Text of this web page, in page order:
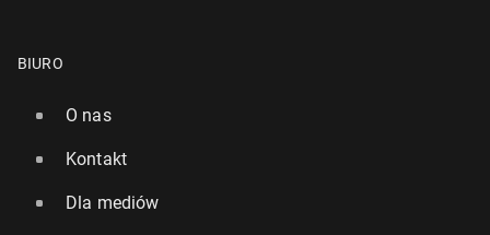
BIURO
O nas
Kontakt
Dla mediów